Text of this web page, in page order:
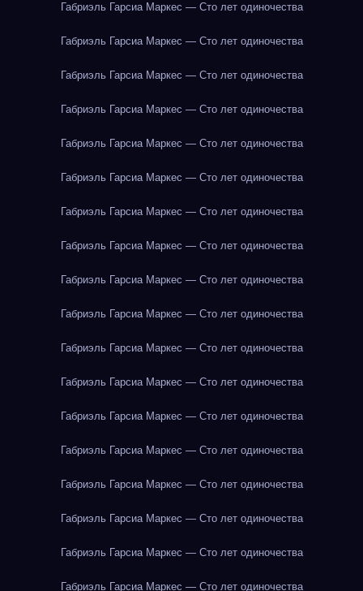
Габриэль Гарсиа Маркес — Сто лет одиночества
Габриэль Гарсиа Маркес — Сто лет одиночества
Габриэль Гарсиа Маркес — Сто лет одиночества
Габриэль Гарсиа Маркес — Сто лет одиночества
Габриэль Гарсиа Маркес — Сто лет одиночества
Габриэль Гарсиа Маркес — Сто лет одиночества
Габриэль Гарсиа Маркес — Сто лет одиночества
Габриэль Гарсиа Маркес — Сто лет одиночества
Габриэль Гарсиа Маркес — Сто лет одиночества
Габриэль Гарсиа Маркес — Сто лет одиночества
Габриэль Гарсиа Маркес — Сто лет одиночества
Габриэль Гарсиа Маркес — Сто лет одиночества
Габриэль Гарсиа Маркес — Сто лет одиночества
Габриэль Гарсиа Маркес — Сто лет одиночества
Габриэль Гарсиа Маркес — Сто лет одиночества
Габриэль Гарсиа Маркес — Сто лет одиночества
Габриэль Гарсиа Маркес — Сто лет одиночества
Габриэль Гарсиа Маркес — Сто лет одиночества